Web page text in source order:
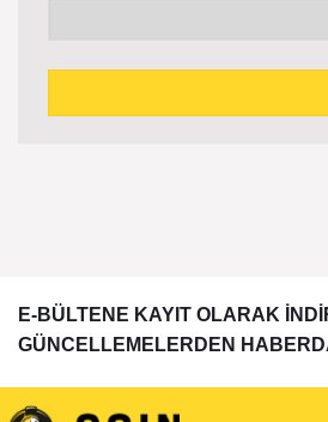
E-BÜLTENE KAYIT OLARAK
GÜNCELLEMELERDEN